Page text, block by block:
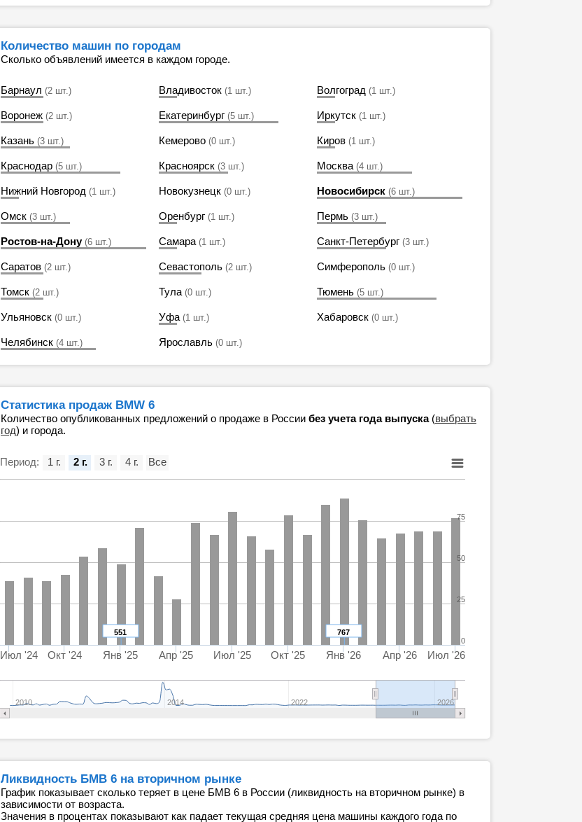
Количество машин по городам
Сколько объявлений имеется в каждом городе.
Барнаул (2 шт.) Владивосток (1 шт.) Волгоград (1 шт.)
Воронеж (2 шт.) Екатеринбург (5 шт.) Иркутск (1 шт.)
Казань (3 шт.) Кемерово (0 шт.) Киров (1 шт.)
Краснодар (5 шт.) Красноярск (3 шт.) Москва (4 шт.)
Нижний Новгород (1 шт.) Новокузнецк (0 шт.) Новосибирск (6 шт.)
Омск (3 шт.) Оренбург (1 шт.) Пермь (3 шт.)
Ростов-на-Дону (6 шт.) Самара (1 шт.) Санкт-Петербург (3 шт.)
Саратов (2 шт.) Севастополь (2 шт.) Симферополь (0 шт.)
Томск (2 шт.) Тула (0 шт.) Тюмень (5 шт.)
Ульяновск (0 шт.) Уфа (1 шт.) Хабаровск (0 шт.)
Челябинск (4 шт.) Ярославль (0 шт.)
Статистика продаж BMW 6
Количество опубликованных предложений о продаже в России без учета года выпуска(выбрать
год) и города.
Период:
767
551
Июл '24 Окт '24 Янв '25 Апр '25 Июл '25 Окт '25 Янв '26 Апр '26 Июл '26
2010 2014 2022 2026
0
25
50
75
1 г. 2 г. 3 г. 4 г. Все
Ликвидность БМВ 6 на вторичном рынке
График показывает сколько теряет в цене БМВ 6 в России (ликвидность на вторичном рынке) в
зависимости от возраста.
Значения в процентах показывают как падает текущая средняя цена машины каждого года по